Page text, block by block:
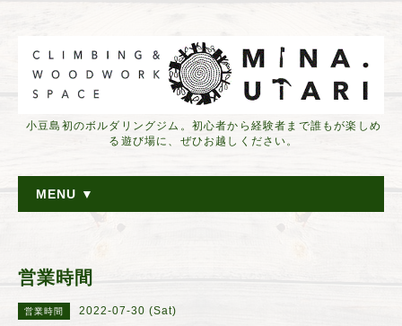
小豆島初のボルダリングジム。初心者から経験者まで誰もが楽しめ
る遊び場に、ぜひお越しください。
MENU ▼
営業時間
営業時間 2022-07-30 (Sat)